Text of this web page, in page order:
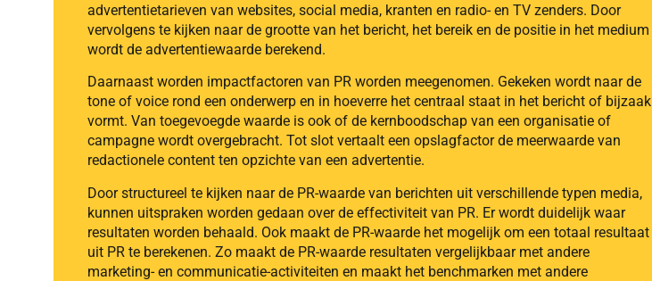
advertentietarieven van websites, social media, kranten en radio- en TV zenders. Door
vervolgens te kijken naar de grootte van het bericht, het bereik en de positie in het medium
wordt de advertentiewaarde berekend.
Daarnaast worden impactfactoren van PR worden meegenomen. Gekeken wordt naar de
tone of voice rond een onderwerp en in hoeverre het centraal staat in het bericht of bijzaak
vormt. Van toegevoegde waarde is ook of de kernboodschap van een organisatie of
campagne wordt overgebracht. Tot slot vertaalt een opslagfactor de meerwaarde van
redactionele content ten opzichte van een advertentie.
Door structureel te kijken naar de PR-waarde van berichten uit verschillende typen media,
kunnen uitspraken worden gedaan over de effectiviteit van PR. Er wordt duidelijk waar
resultaten worden behaald. Ook maakt de PR-waarde het mogelijk om een totaal resultaat
uit PR te berekenen. Zo maakt de PR-waarde resultaten vergelijkbaar met andere
marketing- en communicatie-activiteiten en maakt het benchmarken met andere